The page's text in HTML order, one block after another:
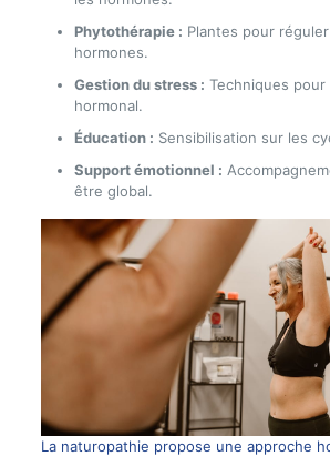
Phytothérapie : Plantes pour
hormones.
Gestion du stress : Techniques pour
hormonal.
Éducation : Sensibilisation sur les
Support émotionnel :
être global.
La naturopathie propose une approche